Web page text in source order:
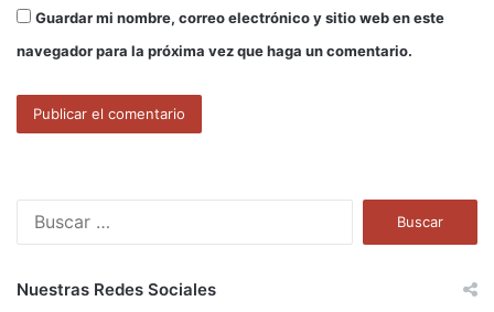
Guardar mi nombre, correo electrónico y sitio web en este
navegador para la próxima vez que haga un comentario.
Nuestras Redes Sociales